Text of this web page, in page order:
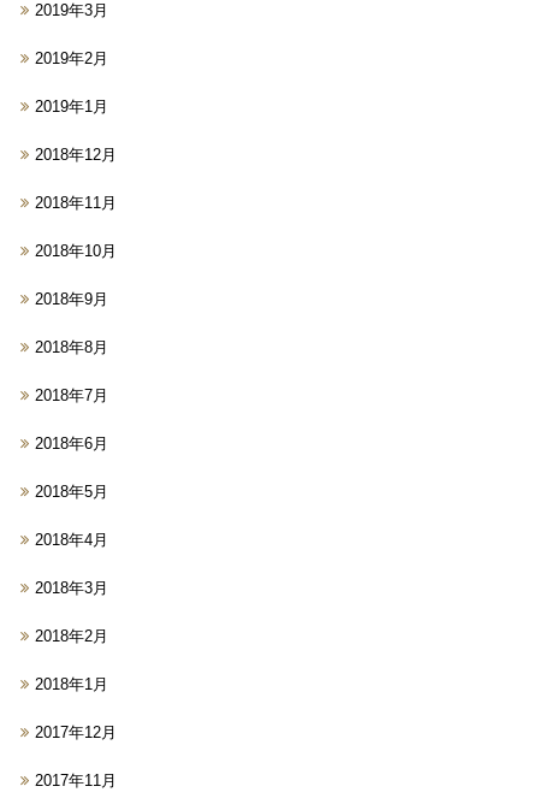
2019年3月
2019年2月
2019年1月
2018年12月
2018年11月
2018年10月
2018年9月
2018年8月
2018年7月
2018年6月
2018年5月
2018年4月
2018年3月
2018年2月
2018年1月
2017年12月
2017年11月